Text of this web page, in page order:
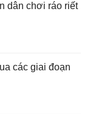
dân chơi ráo riết
các giai đoạn